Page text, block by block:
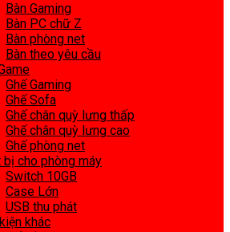
Bàn Gaming
Bàn PC chữ Z
Bàn phòng net
Bàn theo yêu cầu
Ghế Gaming
Ghế Sofa
Ghế chân quỳ lưng thấp
Ghế chân quỳ lưng cao
Ghế phòng net
bị cho phòng máy
Switch 10GB
Case Lớn
USB thu phát
khác